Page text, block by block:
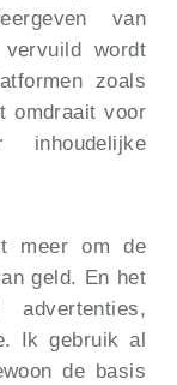
van
wordt
zoals
omdraait voor
inhoudelijke
meer om de
geld. En het
Ik gebruik al
de basis